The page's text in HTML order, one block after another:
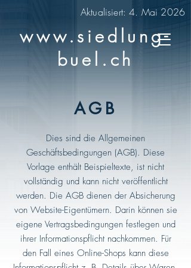
Aktualisiert: 4. Mai 2026
www.siedlung-
buel.ch
AGB
Dies sind die Allgemeinen
Geschäftsbedingungen (AGB). Diese
Vorlage enthält Beispieltexte, ist nicht
vollständig und kann nicht veröffentlicht
werden. Die AGB dienen der Absicherung
von Website-Eigentümern. Darin können sie
eigene Vertragsbedingungen festlegen und
ihrer Informationspflicht nachkommen. Für
den Fall eines Online-Shops kann diese